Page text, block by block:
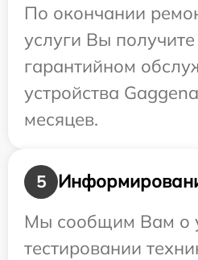
По окончании
услуги Вы
гарантийном
устройства
месяцев.
5
Мы сообщим Вам о
тестировании